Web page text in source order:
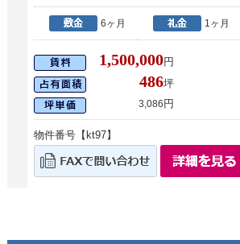
6ヶ月 1ヶ月
1,500,000円
486坪
3,086 円
物件番号【kt97】